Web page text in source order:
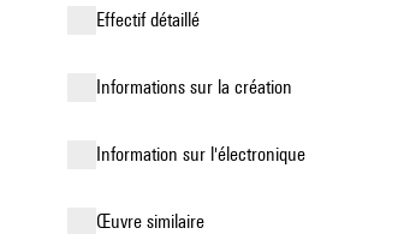
effectif détaillé
informations sur la création
Information sur l'électronique
œuvre similaire